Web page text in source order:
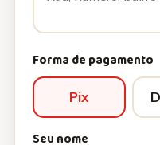
Forma de pagamento
Pix
Seu nome